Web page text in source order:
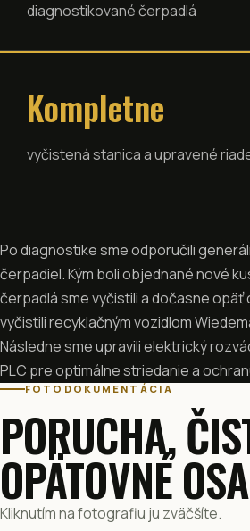
diagnostikované čerpadlá
Kompletne
vyčistená stanica a upravené
Po diagnostike sme odporučili
čerpadiel. Kým boli objednané nové
čerpadlá sme vyčistili a dočasne opäť
vyčistili recyklačným vozidlom
Následne sme upravili elektrický
PLC pre optimálne striedanie a
FOTODOKUMENTÁCIA
PORUCHA,
OPÄTOVNÉ
Kliknutím na fotografiu ju zväčšíte.